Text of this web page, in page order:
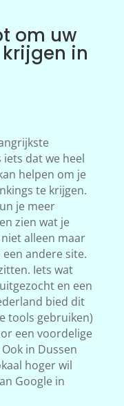
om uw
in
iets dat we heel
helpen om je
te krijgen.
je meer
zien wat je
alleen maar
andere site.
Iets wat
en een
bied dit
tools gebruiken)
een voordelige
in Dussen
hoger wil
Google in